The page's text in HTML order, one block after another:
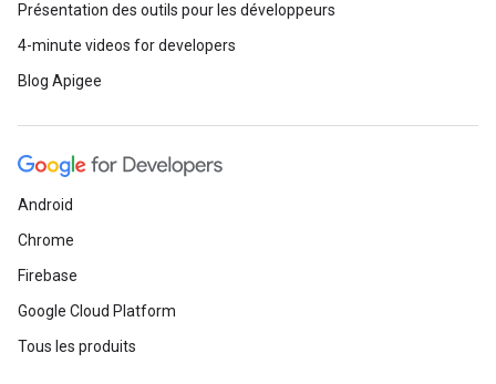
Présentation des outils pour les développeurs
4-minute videos for developers
Blog Apigee
Android
Chrome
Firebase
Google Cloud Platform
Tous les produits